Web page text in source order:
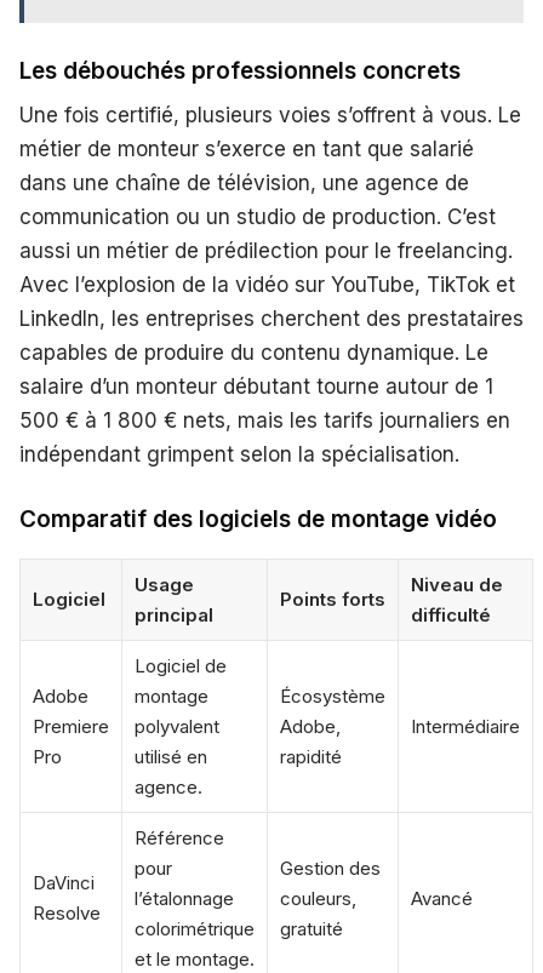
Les débouchés professionnels concrets
Une fois certifié, plusieurs voies s’offrent à vous. Le
métier de monteur s’exerce en tant que salarié
dans une chaîne de télévision, une agence de
communication ou un studio de production. C’est
aussi un métier de prédilection pour le freelancing.
Avec l’explosion de la vidéo sur YouTube, TikTok et
LinkedIn, les entreprises cherchent des prestataires
capables de produire du contenu dynamique. Le
salaire d’un monteur débutant tourne autour de 1
500 € à 1 800 € nets, mais les tarifs journaliers en
indépendant grimpent selon la spécialisation.
Comparatif des logiciels de montage vidéo
Logiciel
Usage
principal
Points forts
Niveau de
difficulté
Adobe
Premiere
Pro
Logiciel de
montage
polyvalent
utilisé en
agence.
Écosystème
Adobe,
rapidité
Intermédiaire
DaVinci
Resolve
Référence
pour
l’étalonnage
colorimétrique
et le montage.
Gestion des
couleurs,
gratuité
Avancé